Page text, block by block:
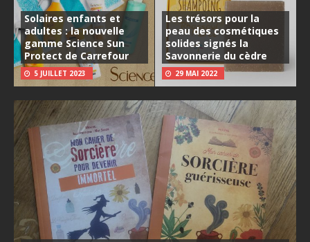
Solaires enfants et
adultes : la nouvelle
gamme Science Sun
Protect de Carrefour
5 JUILLET 2023
Les trésors pour la
peau des cosmétiques
solides signés la
Savonnerie du cèdre
29 MAI 2022